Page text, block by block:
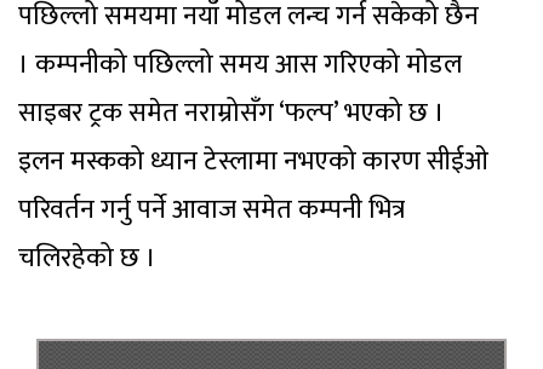
पछिल्लो समयमा नयाँ मोडल लन्च गर्न सकेको छैन
। कम्पनीको पछिल्लो समय आस गरिएको मोडल
साइबर ट्रक समेत नराम्रोसँग ‘फल्प’ भएको छ ।
इलन मस्कको ध्यान टेस्लामा नभएको कारण सीईओ
परिवर्तन गर्नु पर्ने आवाज समेत कम्पनी भित्र
चलिरहेको छ ।